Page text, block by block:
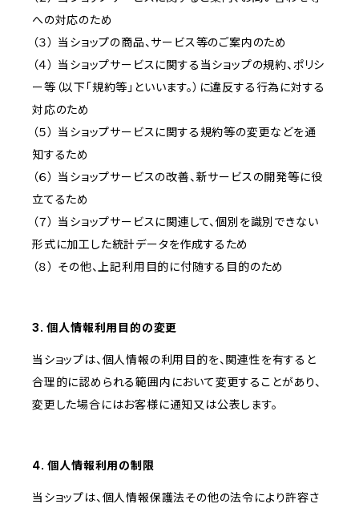
への対応のため
（３） 当ショップの商品、サービス等のご案内のため
（４） 当ショップサービスに関する当ショップの規約、ポリシ
ー等（以下「規約等」といいます。）に違反する行為に対する
対応のため
（５） 当ショップサービスに関する規約等の変更などを通
知するため
（６） 当ショップサービスの改善、新サービスの開発等に役
立てるため
（７） 当ショップサービスに関連して、個別を識別できない
形式に加工した統計データを作成するため
（８） その他、上記利用目的に付随する目的のため
3. 個人情報利用目的の変更
当ショップは、個人情報の利用目的を、関連性を有すると
合理的に認められる範囲内において変更することがあり、
変更した場合にはお客様に通知又は公表します。
4. 個人情報利用の制限
当ショップは、個人情報保護法その他の法令により許容さ